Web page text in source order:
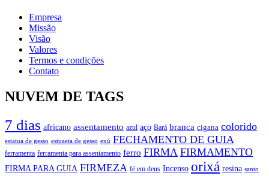
Empresa
Missão
Visão
Valores
Termos e condições
Contato
NUVEM DE TAGS
7 dias africano assentamento azul aço Bará branca cigana colorido
estatua de gesso estuaeta de gesso exú FECHAMENTO DE GUIA
ferramenta ferramenta para assentamento ferro FIRMA FIRMAMENTO
FIRMA PARA GUIA FIRMEZA fé em deus Incenso orixá resina santo